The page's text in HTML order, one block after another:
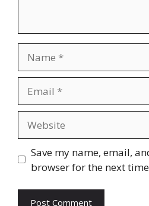
Save my name, email,
browser for the next